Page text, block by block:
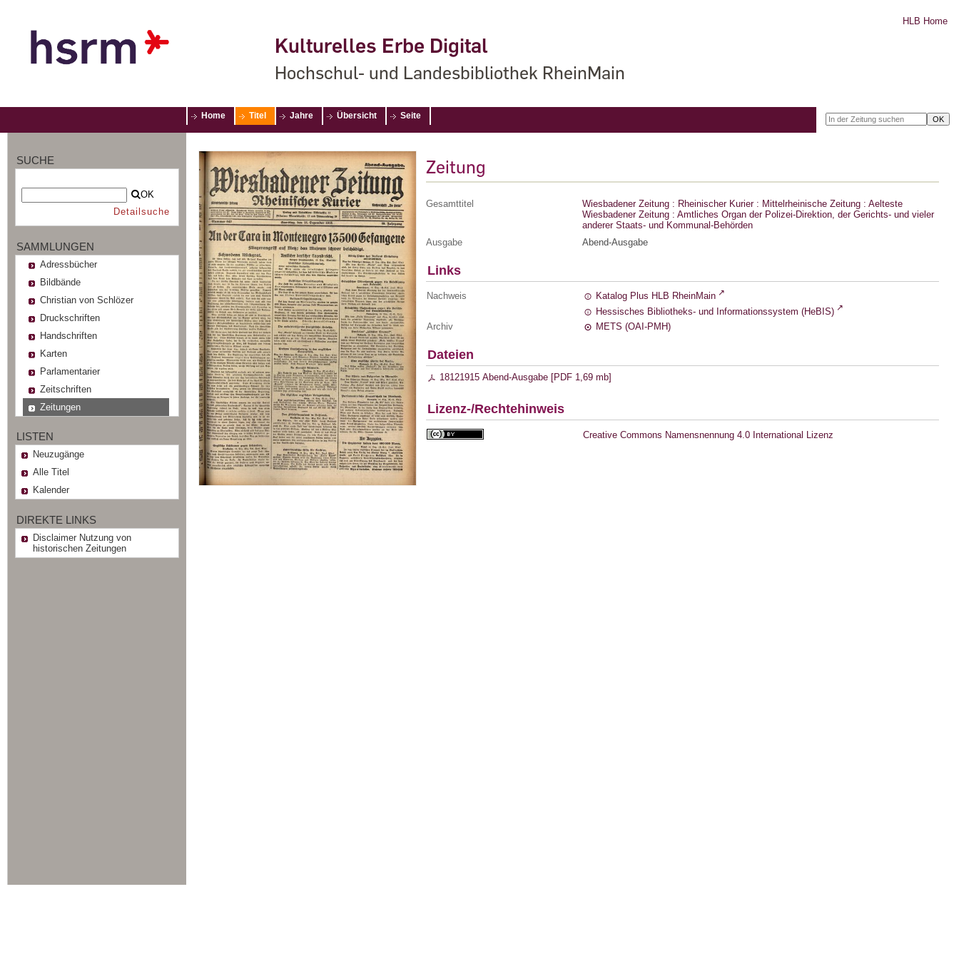
Kulturelles Erbe Digital
Hochschul- und Landesbibliothek RheinMain
HLB Home
Home Titel Jahre Übersicht Seite
SUCHE
OK
Detailsuche
SAMMLUNGEN
Adressbücher
Bildbände
Christian von Schlözer
Druckschriften
Handschriften
Karten
Parlamentarier
Zeitschriften
Zeitungen
LISTEN
Neuzugänge
Alle Titel
Kalender
DIREKTE LINKS
Disclaimer Nutzung von
historischen Zeitungen
Zeitung
Gesamttitel
Wiesbadener Zeitung : Rheinischer Kurier : Mittelrheinische Zeitung : Aelteste
Wiesbadener Zeitung : Amtliches Organ der Polizei-Direktion, der Gerichts- und vieler
anderer Staats- und Kommunal-Behörden
Ausgabe
Abend-Ausgabe
Links
Nachweis
Katalog Plus HLB RheinMain
Hessisches Bibliotheks- und Informationssystem (HeBIS)
Archiv
METS (OAI-PMH)
Dateien
18121915 Abend-Ausgabe [PDF 1,69 mb]
Lizenz-/Rechtehinweis
Creative Commons Namensnennung 4.0 International Lizenz